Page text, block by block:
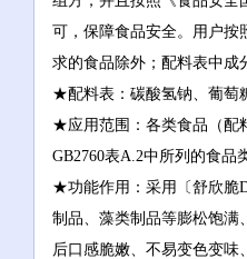
可，保障食品安全。用户按
求的食品除外；配料表中成
★配料表：碳酸氢钠、葡萄
★应用范围：各类食品（配
GB2760表A.2中所列的食品
★功能作用：采用〔舒欣脆
制品、藻类制品等膨松饱满
后口感脆嫩、不易变色变味